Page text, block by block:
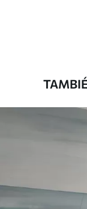
Vinilo
43816.6726290